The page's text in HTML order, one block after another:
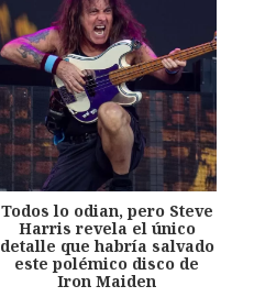
Todos lo odian, pero Steve
Harris revela el único
detalle que habría salvado
este polémico disco de
Iron Maiden